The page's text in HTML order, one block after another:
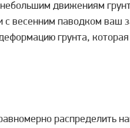
движениям
с весенним паводком ваш
грунта,
распределить